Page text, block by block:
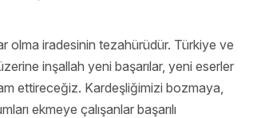
olma iradesinin tezahürüdür. Türkiye ve
inşallah yeni başarılar, yeni eserler
ettireceğiz. Kardeşliğimizi bozmaya,
ekmeye çalışanlar başarılı